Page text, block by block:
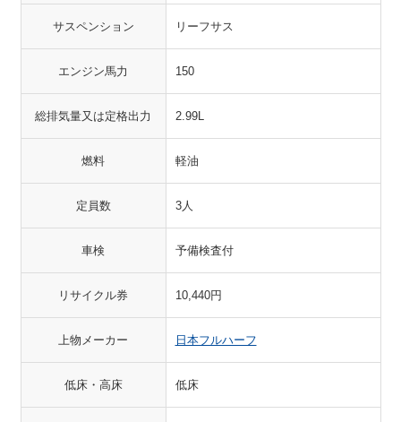
サスペンション リーフサス
エンジン馬力 150
総排気量又は定格出力 2.99L
燃料 軽油
定員数 3人
車検 予備検査付
リサイクル券 10,440円
上物メーカー 日本フルハーフ
低床・高床 低床